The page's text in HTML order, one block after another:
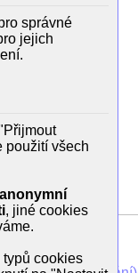
Pool Guy)
Jarvis)
správné
jejich
použití všech
, jiné cookies
typů cookies